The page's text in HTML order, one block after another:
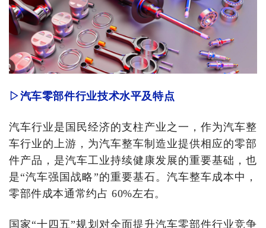
▷汽车零部件行业技术水平及特点
汽车行业是国民经济的支柱产业之一，作为汽车整
车行业的上游，为汽车整车制造业提供相应的零部
件产品，是汽车工业持续健康发展的重要基础，也
是“汽车强国战略”的重要基石。汽车整车成本中，
零部件成本通常约占 60%左右。
国家“十四五”规划对全面提升汽车零部件行业竞争